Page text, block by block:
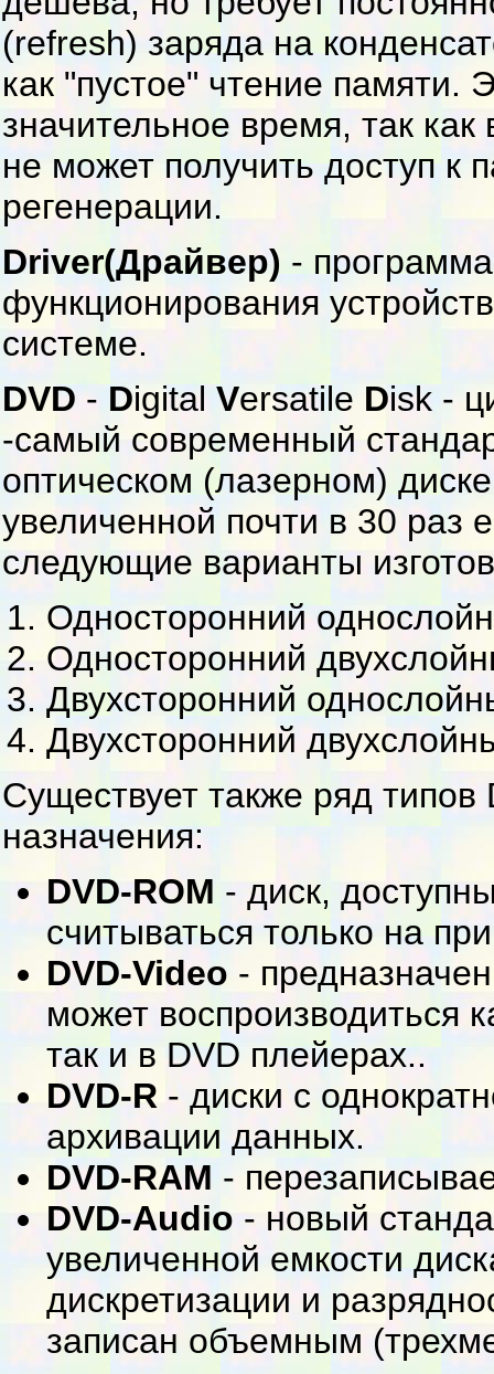
(refresh) заряда на
как "пустое" чтение памяти.
значительное время, так как
не может получить доступ к
регенерации.
Driver(Драйвер) -
функционирования
системе.
DVD - Digital Versatile Disk -
-самый современный
оптическом (лазерном)
увеличенной почти в 30
следующие варианты
Односторонний
Односторонний
Двухсторонний
Двухсторонний
Существует также ряд типов
назначения:
DVD-ROM - диск,
считываться только на
DVD-Video -
может воспроизводиться
так и в DVD плейерах..
DVD-R - диски с
архивации данных.
DVD-RAM -
DVD-Audio - новый
увеличенной емкости
дискретизации и
записан объемным